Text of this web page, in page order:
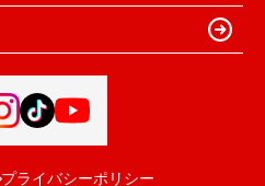
プライバシーポリシー